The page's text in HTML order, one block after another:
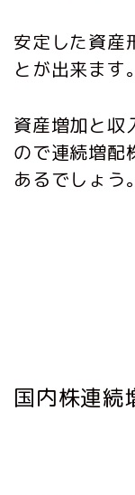
安定した資産
とが出来ます。
資産増加と収
ので連続増配
あるでしょう。
国内株連